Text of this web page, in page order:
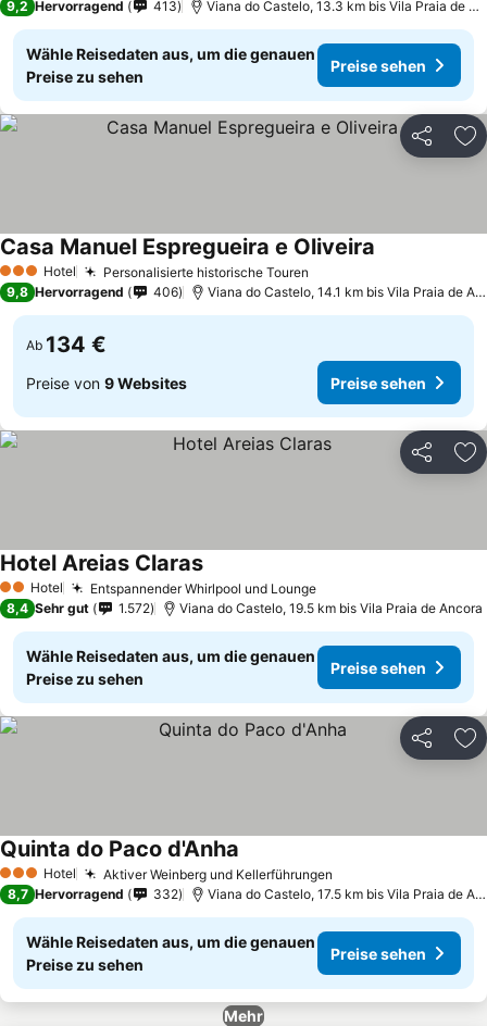
9,2 Hervorragend 413 Viana do Castelo, 13.3 km bis Vila Praia de Ancora
Wähle Reisedaten aus, um die genauen
Preise zu sehen
Preise sehen
Teilen
3 SterneHotel Personalisierte historische Touren
Casa Manuel Espregueira e Oliveira
9,8 Hervorragend 406 Viana do Castelo, 14.1 km bis Vila Praia de Ancora
Ab 134 €
Preise von 9 Websites Preise sehen
Teilen
2 Sterne
Hotel Entspannender Whirlpool und Lounge
Hotel Areias Claras
8,4 Sehr gut 1.572 Viana do Castelo, 19.5 km bis Vila Praia de Ancora
Wähle Reisedaten aus, um die genauen
Preise zu sehen
Preise sehen
Teilen
3 SterneHotel Aktiver Weinberg und Kellerführungen
Quinta do Paco d'Anha
8,7 Hervorragend 332 Viana do Castelo, 17.5 km bis Vila Praia de Ancora
Wähle Reisedaten aus, um die genauen
Preise zu sehen
Preise sehen
Mehr